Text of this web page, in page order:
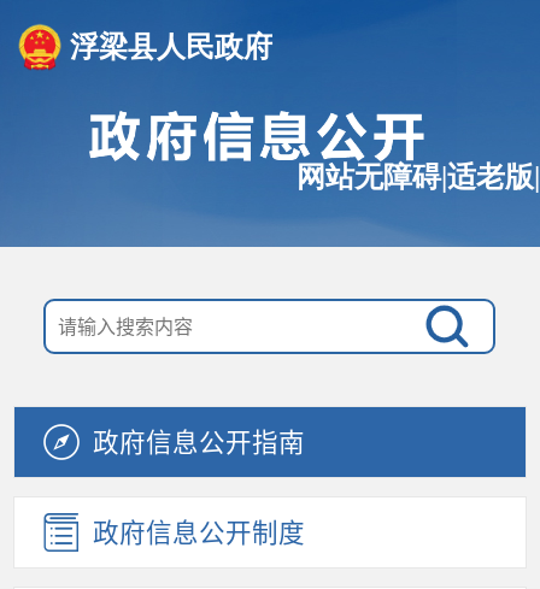
浮梁县人民政府
网站无障碍|适老版|
政府信息公开指南
政府信息公开制度